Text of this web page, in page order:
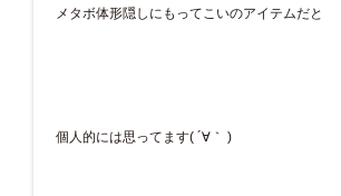
メタボ体形隠しにもってこいのアイテムだと
個人的には思ってます( ´∀｀ )